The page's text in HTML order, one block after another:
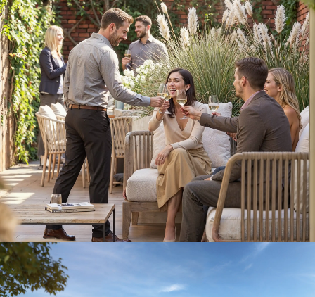
Penthouse terras